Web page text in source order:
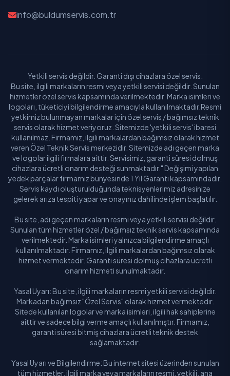
info@buldumservis.com.tr
Yetkili servis değildir. Garanti dışı cihazlara özel servis.
Bu site, ilgili markaların resmi veya yetkili servisi değildir. Sunulan
hizmetler özel servis kapsamında verilmektedir. Marka isimleri ve
logoları, tüketiciyi bilgilendirme amacıyla kullanılmaktadır.Resmi
yetkimiz bulunmayan markalar için özel servis / bağımsız teknik
servis olarak hizmet veriyoruz. Sitemizde 'yetkili servis' ibaresi
kullanılmaz. Firmamız, ilgili markalardan bağımsız olarak hizmet
veren Özel Teknik Servis merkezidir. Sitemizde adı geçen marka
ve logolar ilgili firmalara aittir. Servisimiz, garanti süresi dolmuş
cihazlara ücretli onarım desteği sunmaktadır." Değişimi yapılan
yedek parçalar firmamız bünyesinde 1 Yıl Garanti kapsamındadır.
Servis kaydı oluşturulduğunda teknisyenlerimiz adresinize
gelerek arıza tespiti yapar ve onayınız dahilinde işlem başlatılır.
Bu site, adı geçen markaların resmi veya yetkili servisi değildir.
Sunulan tüm hizmetler özel / bağımsız teknik servis kapsamında
verilmektedir. Marka isimleri yalnızca bilgilendirme amaçlı
kullanılmaktadır. Firmamız, ilgili markalardan bağımsız olarak
hizmet vermektedir. Garanti süresi dolmuş cihazlara ücretli
onarım hizmeti sunulmaktadır.
Yasal Uyarı: Bu site, ilgili markaların resmi yetkili servisi değildir.
Markadan bağımsız "Özel Servis" olarak hizmet vermektedir.
Sitede kullanılan logolar ve marka isimleri, ilgili hak sahiplerine
aittir ve sadece bilgi verme amaçlı kullanılmıştır. Firmamız,
garanti süresi bitmiş cihazlara ücretli teknik destek
sağlamaktadır.
Yasal Uyarı ve Bilgilendirme: Bu internet sitesi üzerinden sunulan
tüm hizmetler, ilgili marka veya markaların resmi, yetkili, ana